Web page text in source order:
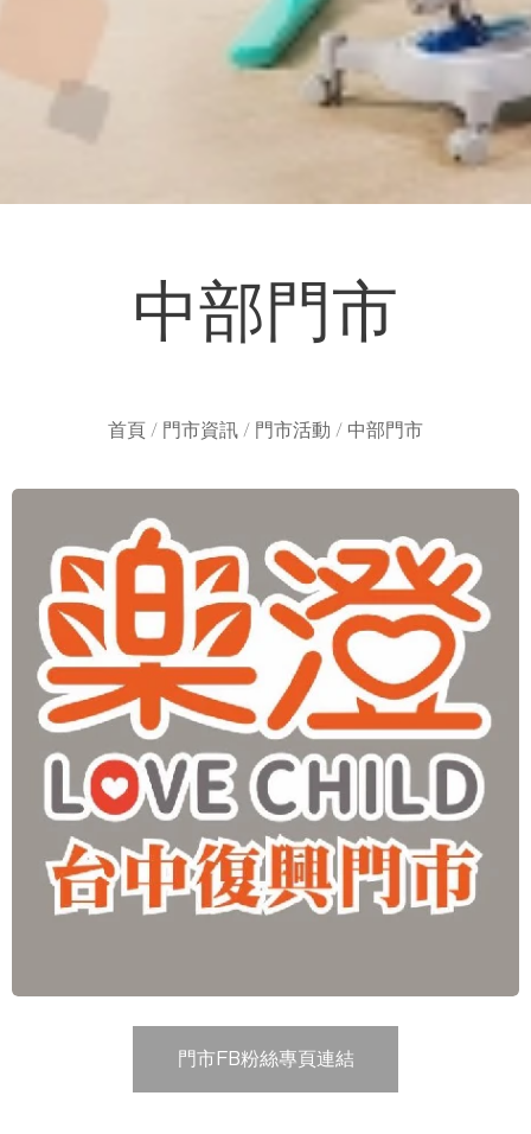
中部門市
首頁 / 門市資訊 / 門市活動 / 中部門市
門市FB粉絲專頁連結